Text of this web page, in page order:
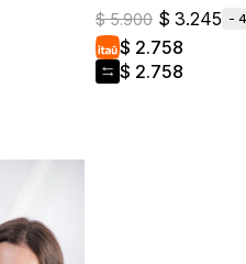
$ 5.900 $ 3.245
$ 2.758
$ 2.758